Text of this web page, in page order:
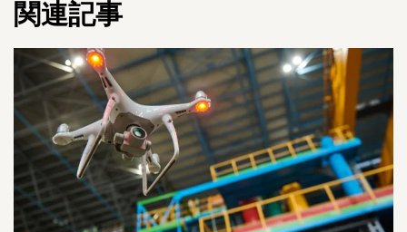
work focuses on enabling high-performance, secure, and
scalable system architectures that bring edge intelligence
closer to the patient, improving real-time decision-making
and clinical outcomes.
関連記事